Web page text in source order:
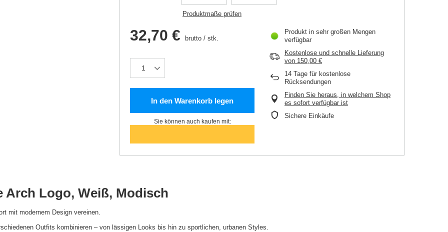
Produktmaße prüfen
32,70 € brutto / stk.
In den Warenkorb legen
Sie können auch kaufen mit:
Produkt in sehr großen Mengen
verfügbar
Kostenlose und schnelle Lieferung
von 150,00 €
14 Tage für kostenlose
Rücksendungen
Finden Sie heraus, in welchem Shop
es sofort verfügbar ist
Sichere Einkäufe
Arch Logo, Weiß, Modisch
mit modernem Design vereinen.
Outfits kombinieren – von lässigen Looks bis hin zu sportlichen, urbanen Styles.